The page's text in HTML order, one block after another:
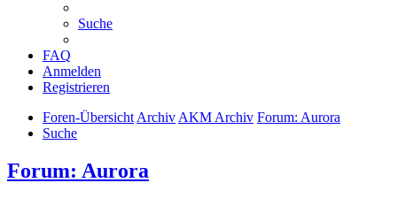
Suche
FAQ
Anmelden
Registrieren
Foren-Übersicht Archiv AKM Archiv Forum: Aurora
Suche
Forum: Aurora